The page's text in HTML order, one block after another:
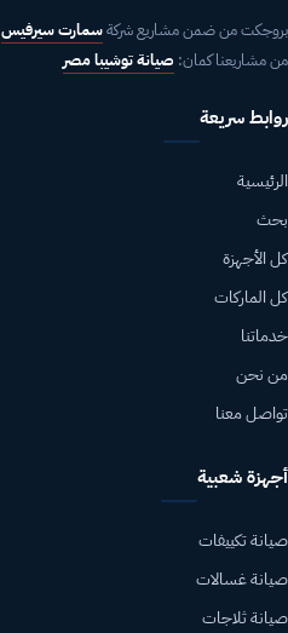
بروجكت من ضمن مشاريع شركةسمارت سيرفيس
من مشاريعنا كمان: صيانة توشيبا مصر
روابط سريعة
الرئيسية
بحث
كل الأجهزة
كل الماركات
خدماتنا
من نحن
تواصل معنا
أجهزة شعبية
صيانة تكييفات
صيانة غسالات
صيانة ثلاجات